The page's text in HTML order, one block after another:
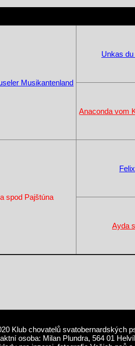
Musikantenland
Unkas
Anaconda vom
spod Pajštúna
Ayda
Klub chovatelů svatobernardských
osoba: Milan Plundra, 564 01